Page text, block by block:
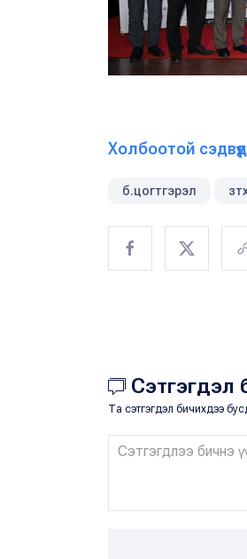
Холбоотой сэдвүүд
б.цогтгэрэл
Сэтгэгдэл
Та сэтгэгдэл бичихдээ